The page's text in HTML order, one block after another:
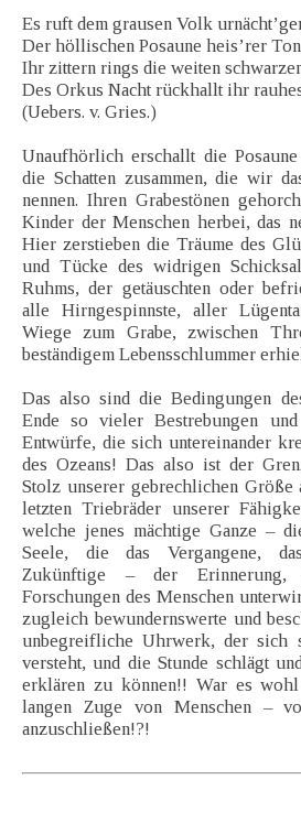
Es ruft dem grausen Volk
Der höllischen Posaune heis’rer
Ihr zittern rings die weiten
Des Orkus Nacht rückhallt ihr
(Uebers. v. Gries.)
Unaufhörlich erschallt die
die Schatten zusammen, die wir
nennen. Ihren Grabestönen
Kinder der Menschen herbei, das
Hier zerstieben die Träume des
und Tücke des widrigen
Ruhms, der getäuschten oder
alle Hirngespinnste, aller
Wiege zum Grabe, zwischen
beständigem Lebensschlummer
Das also sind die Bedingungen
Ende so vieler Bestrebungen
Entwürfe, die sich untereinander
des Ozeans! Das also ist der
Stolz unserer gebrechlichen Größe
letzten Triebräder unserer
welche jenes mächtige Ganze –
Seele, die das Vergangene,
Zukünftige – der Erinnerung,
Forschungen des Menschen
zugleich bewundernswerte und
unbegreifliche Uhrwerk, der sich
versteht, und die Stunde schlägt
erklären zu können!! War es
langen Zuge von Menschen –
anzuschließen!?!